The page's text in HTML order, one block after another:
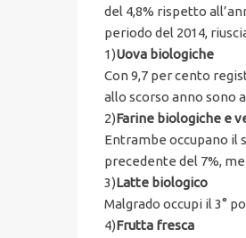
del 4,8% rispetto
periodo del 2014,
1)Uova biologiche
Con 9,7 per cento
allo scorso anno sono
2)Farine biologiche e
Entrambe occupano il
precedente del 7%,
3)Latte biologico
Malgrado occupi il 3°
4)Frutta fresca